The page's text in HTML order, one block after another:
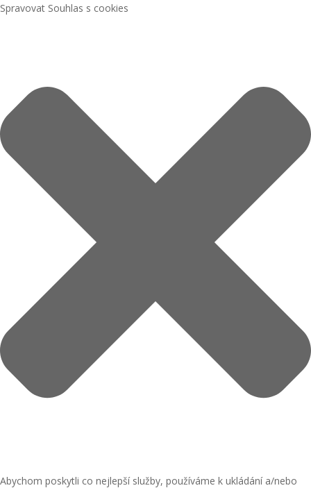
Spravovat Souhlas s cookies
Abychom poskytli co nejlepší služby, používáme k ukládání a/nebo